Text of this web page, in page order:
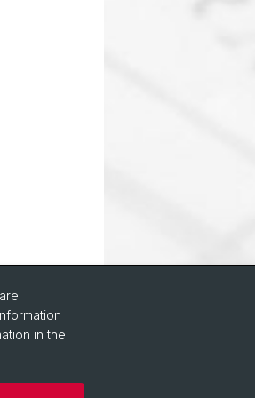
in the